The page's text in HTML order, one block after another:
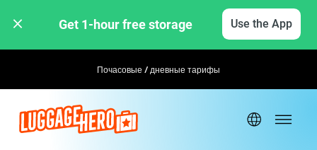
Get 1-hour free storage Use the App
Почасовые / дневные тарифыГибкое бронирование